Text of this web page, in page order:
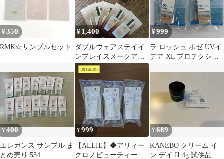
¥350
RMK☆サンプルセット
¥1,400
ダブルウェアステイイ
ンプレイスメークアッ
プ サンド10枚
¥999
ラ ロッシュ ポゼ UVイ
デア XL プロテクショ
¥400
エレガンス サンプル ま
とめ売り 534
¥999
【ALLIE】◆アリィー
クロノビューティー フ
¥689
KANEBO クリーム イ
ン デイ II 4g 試供品